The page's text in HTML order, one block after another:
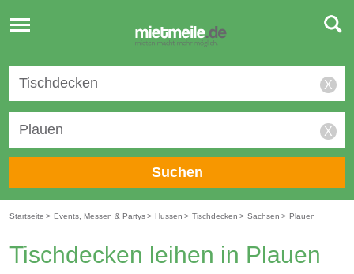
Toggle
navigation
X
X
Suchen
Startseite > Events, Messen & Partys> Hussen > Tischdecken > Sachsen > Plauen
Tischdecken leihen in Plauen